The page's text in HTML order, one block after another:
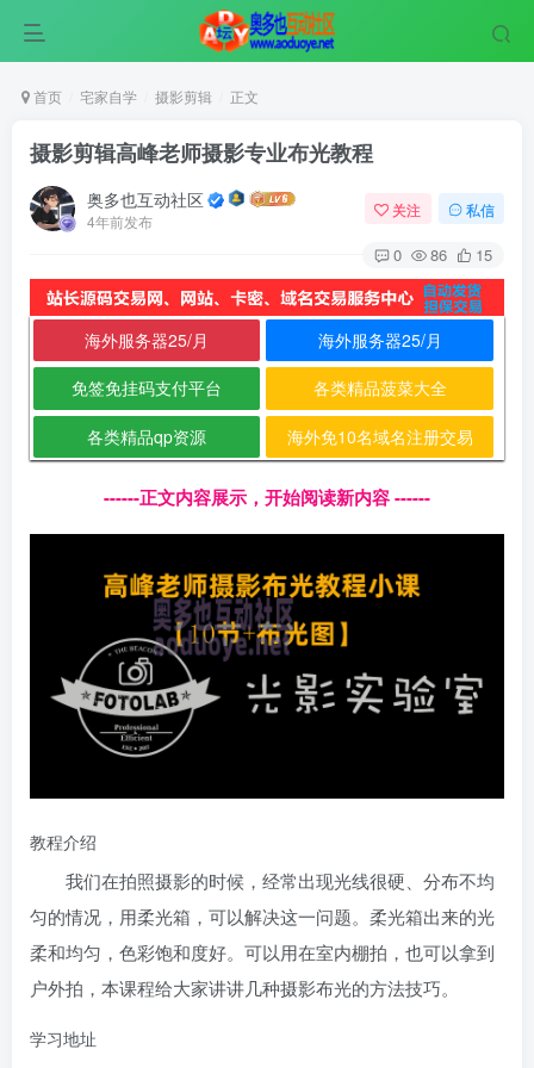
首页 宅家自学 摄影剪辑 正文
摄影剪辑高峰老师摄影专业布光教程
奥多也互动社区
4年前发布
关注 私信
0 86 15
海外服务器25/月 海外服务器25/月
免签免挂码支付平台 各类精品菠菜大全
各类精品qp资源 海外免10名域名注册交易
------正文内容展示，开始阅读新内容 ------
教程介绍
我们在拍照摄影的时候，经常出现光线很硬、分布不均
匀的情况，用柔光箱，可以解决这一问题。柔光箱出来的光
柔和均匀，色彩饱和度好。可以用在室内棚拍，也可以拿到
户外拍，本课程给大家讲讲几种摄影布光的方法技巧。
学习地址